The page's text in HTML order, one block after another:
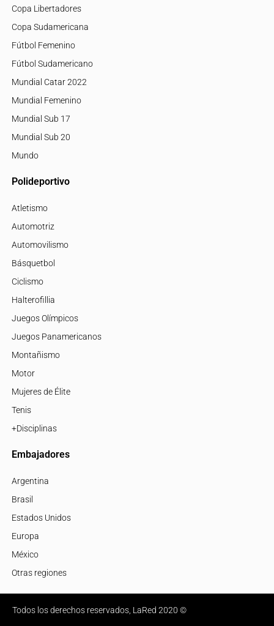
Copa Libertadores
Copa Sudamericana
Fútbol Femenino
Fútbol Sudamericano
Mundial Catar 2022
Mundial Femenino
Mundial Sub 17
Mundial Sub 20
Mundo
Polideportivo
Atletismo
Automotriz
Automovilismo
Básquetbol
Ciclismo
Halterofillia
Juegos Olímpicos
Juegos Panamericanos
Montañismo
Motor
Mujeres de Élite
Tenis
+Disciplinas
Embajadores
Argentina
Brasil
Estados Unidos
Europa
México
Otras regiones
Todos los derechos reservados, LaRed 2020 ©